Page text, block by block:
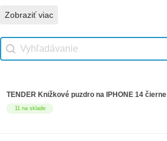
Zobraziť viac
Vhodné príslušenstvo search
Search content
11 na sklade
TENDER Knižkové puzdro na IPHONE 14 čierne